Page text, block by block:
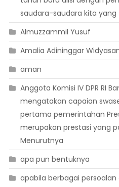
saudara-saudara kita
Almuzzammil Yusuf
Amalia Adininggar
aman
Anggota Komisi IV DPR RI
mengatakan capaian
pertama pemerintahan
merupakan prestasi yang
Menurutnya
apa pun bentuknya
apabila berbagai